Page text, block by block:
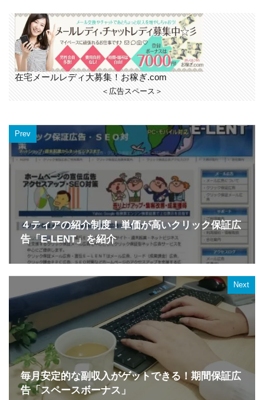
在宅メールレディ大募集！お稼ぎ.com
＜広告スペース＞
Prev
４ティアの紹介制度！単価が高いクリック保証広
告「E-LENT」を紹介
Next
毎月安定的な副収入がゲットできる！期間保証広
告「スペースボーナス」